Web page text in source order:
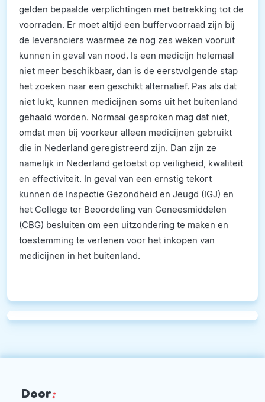
gelden bepaalde verplichtingen met betrekking tot de
voorraden. Er moet altijd een buffervoorraad zijn bij
de leveranciers waarmee ze nog zes weken vooruit
kunnen in geval van nood. Is een medicijn helemaal
niet meer beschikbaar, dan is de eerstvolgende stap
het zoeken naar een geschikt alternatief. Pas als dat
niet lukt, kunnen medicijnen soms uit het buitenland
gehaald worden. Normaal gesproken mag dat niet,
omdat men bij voorkeur alleen medicijnen gebruikt
die in Nederland geregistreerd zijn. Dan zijn ze
namelijk in Nederland getoetst op veiligheid, kwaliteit
en effectiviteit. In geval van een ernstig tekort
kunnen de Inspectie Gezondheid en Jeugd (IGJ) en
het College ter Beoordeling van Geneesmiddelen
(CBG) besluiten om een uitzondering te maken en
toestemming te verlenen voor het inkopen van
medicijnen in het buitenland.
Door: